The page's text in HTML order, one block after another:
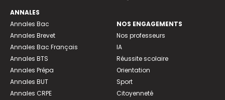
ANNALES
Annales Bac
Annales Brevet
Annales Bac Français
Annales BTS
Annales Prépa
Annales BUT
Annales CRPE
NOS ENGAGEMENTS
Nos professeurs
IA
Réussite scolaire
Orientation
Sport
Citoyenneté